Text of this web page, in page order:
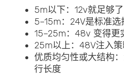
5m以下：12v就足够了
5–15m：24V是标准选
15–25m：48v 变得更
25m以上：48V注入
优质均匀性或大结构
行长度